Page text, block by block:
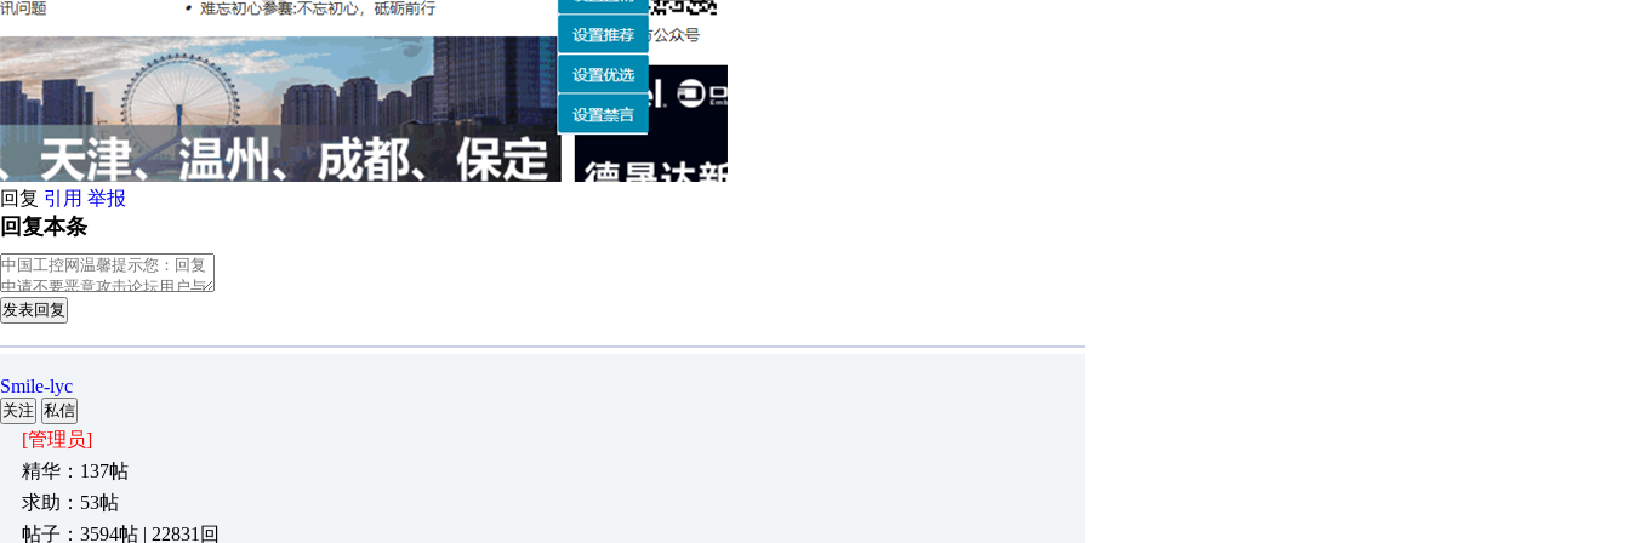
回复 引用 举报
回复本条
发表回复
Smile-lyc
关注 私信
[管理员]
精华：137帖
求助：53帖
帖子：3594帖 | 22831回